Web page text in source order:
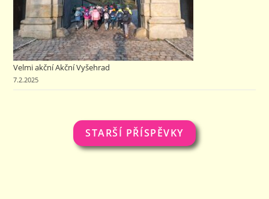
Velmi akční Akční Vyšehrad
7.2.2025
STARŠÍ PŘÍSPĚVKY